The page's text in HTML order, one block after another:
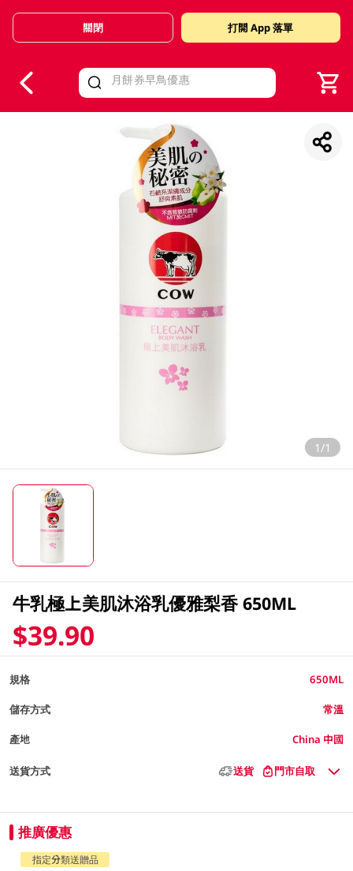
Valid Until 30 June 2026
關閉 打開 App 落單
1/1
牛乳極上美肌沐浴乳優雅梨香 650ML
$39.90
規格 650ML
儲存方式 常溫
產地 China 中國
送貨方式 送貨 門市自取
推廣優惠
指定分類送贈品